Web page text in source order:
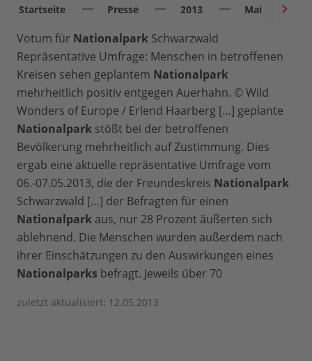
Startseite Presse 2013 Mai
Votum für Nationalpark Schwarzwald
Repräsentative Umfrage: Menschen in betroffenen
Kreisen sehen geplantem Nationalpark
mehrheitlich positiv entgegen Auerhahn. © Wild
Wonders of Europe / Erlend Haarberg […] geplante
Nationalpark stößt bei der betroffenen
Bevölkerung mehrheitlich auf Zustimmung. Dies
ergab eine aktuelle repräsentative Umfrage vom
06.-07.05.2013, die der Freundeskreis Nationalpark
Schwarzwald […] der Befragten für einen
Nationalpark aus, nur 28 Prozent äußerten sich
ablehnend. Die Menschen wurden außerdem nach
ihrer Einschätzungen zu den Auswirkungen eines
Nationalparks befragt. Jeweils über 70
zuletzt aktualisiert: 12.05.2013